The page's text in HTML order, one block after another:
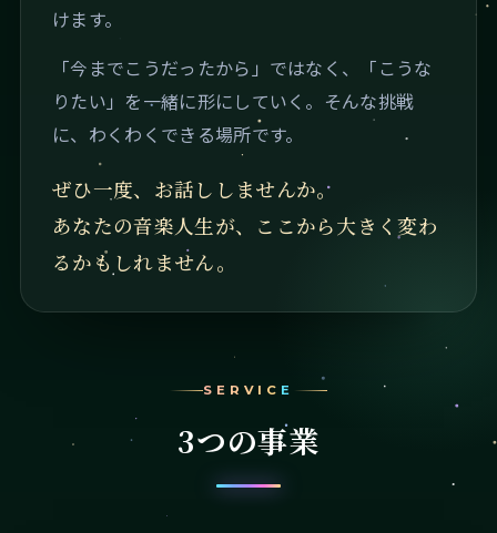
けます。
「今までこうだったから」ではなく、「こうな
りたい」を一緒に形にしていく。そんな挑戦
に、わくわくできる場所です。
ぜひ一度、お話ししませんか。
あなたの音楽人生が、ここから大きく変わ
るかもしれません。
SERVICE
3つの事業